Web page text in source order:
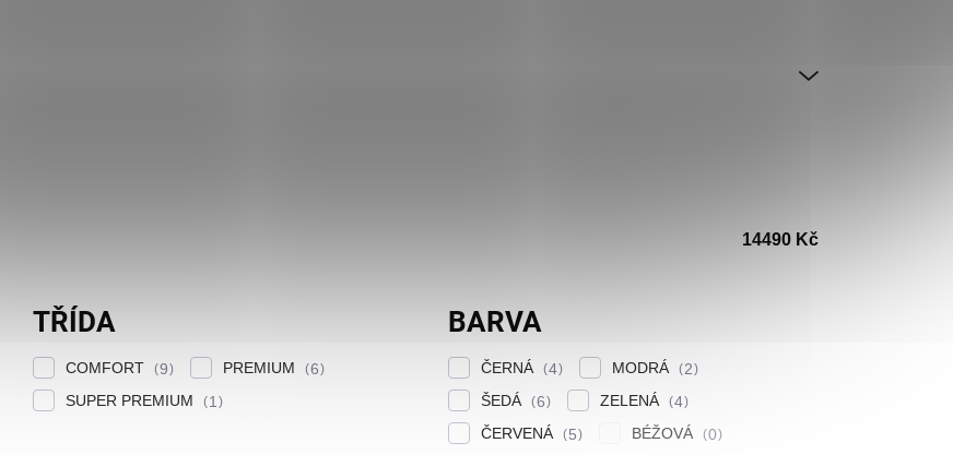
14490 Kč
TŘÍDA
COMFORT 9 PREMIUM
6
SUPER PREMIUM
1
BARVA
ČERNÁ 4 MODRÁ
2
ŠEDÁ
6 ZELENÁ
4
ČERVENÁ
5 BÉŽOVÁ
0